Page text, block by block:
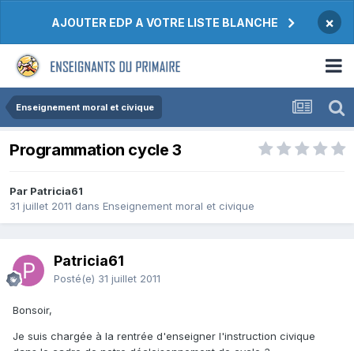
AJOUTER EDP A VOTRE LISTE BLANCHE ×
Enseignement moral et civique
Programmation cycle 3
Par Patricia61
31 juillet 2011 dans Enseignement moral et civique
Patricia61
Posté(e) 31 juillet 2011
Bonsoir,
Je suis chargée à la rentrée d'enseigner l'instruction civique